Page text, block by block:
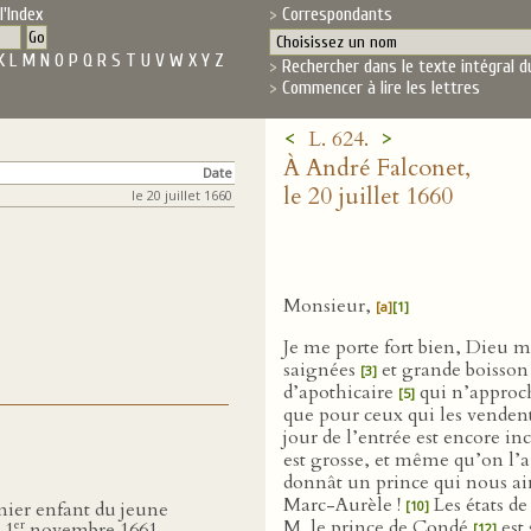
L M N O P Q R S T U V W X Y Z
Correspondants
Rechercher dans le texte intégral
Commencer à lire les lettres